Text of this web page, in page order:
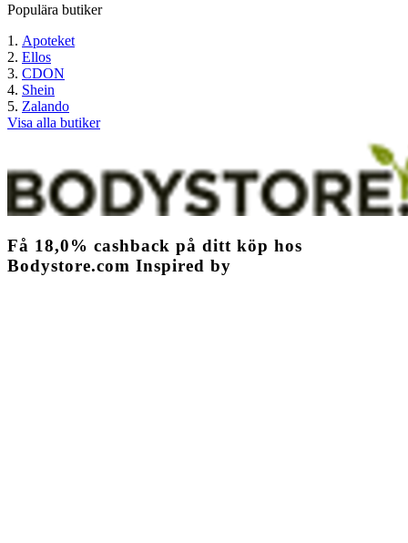
Populära butiker
Apoteket
Ellos
CDON
Shein
Zalando
Visa alla butiker
Få 18,0% cashback på ditt köp hos
Bodystore.com Inspired by